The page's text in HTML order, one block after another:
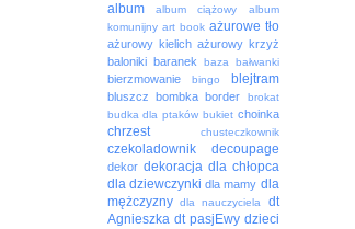
album album ciążowy
album
komunijny art book ażurowe tło
ażurowy kielich ażurowy krzyż
baloniki
baranek baza bałwanki
bierzmowanie bingo blejtram
bluszcz bombka border
brokat
budka dla ptaków bukiet choinka
chrzest chusteczkownik
czekoladownik decoupage
dekor dekoracja dla chłopca
dla dziewczynki dla mamy dla
mężczyzny dla nauczyciela
dt
Agnieszka dt pasjEwy dzieci